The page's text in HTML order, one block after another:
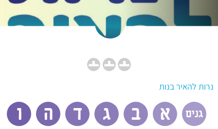
נרות להאיר בנות